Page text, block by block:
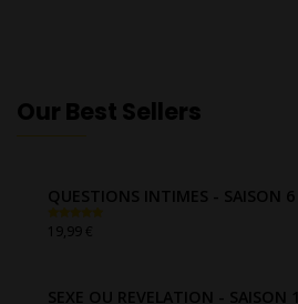
Our Best Sellers
QUESTIONS INTIMES - SAISON 6
Note5.00
sur 5
19,99 €
SEXE OU REVELATION - SAISON 1